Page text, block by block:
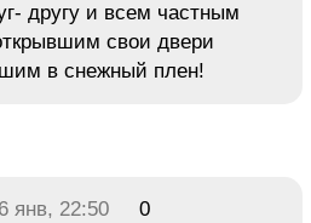
другу и всем частным
свои двери
в снежный плен!
янв, 22:50
0